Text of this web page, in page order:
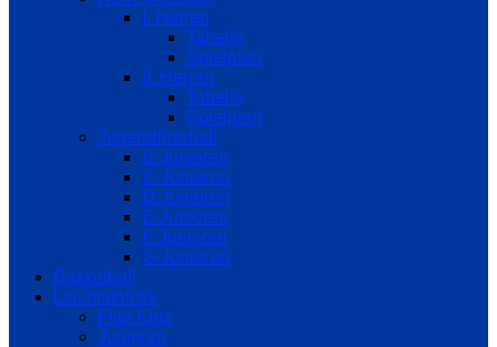
I. Herren
Tabelle
Spielplan
II. Herren
Tabelle
Spielplan
Jugendfussball
B-Junioren
C-Junioren
D-Junioren
E-Junioren
F-Junioren
G-Junioren
Basketball
Leichtathletik
Fitte Kids
Junioren